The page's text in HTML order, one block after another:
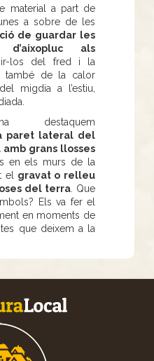
material a part de
a sobre de les
de guardar les
als
los del fred i la
també de la calor
migdia a l’estiu,
destaquem
paret lateral del
grans llosses
en els murs de la
el
gravat o relleu
del terra. Que
Els va fer el
en moments de
que deixem a la